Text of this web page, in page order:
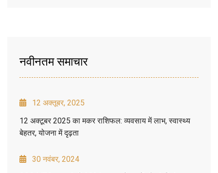
नवीनतम समाचार
12 अक्तूबर, 2025
12 अक्टूबर 2025 का मकर राशिफल: व्यवसाय में लाभ, स्वास्थ्य
बेहतर, योजना में दृढ़ता
30 नवंबर, 2024